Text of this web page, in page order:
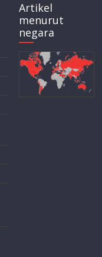
Artikel
menurut
negara